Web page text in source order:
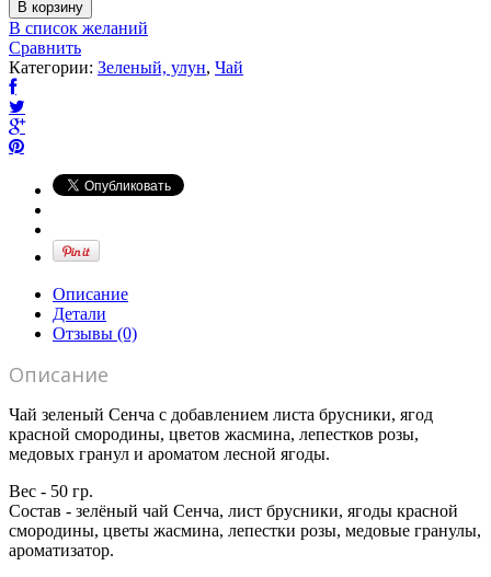
В корзину
В список желаний
Сравнить
Категории: Зеленый, улун, Чай
Описание
Детали
Отзывы (0)
Описание
Чай зеленый Сенча с добавлением листа брусники, ягод
красной смородины, цветов жасмина, лепестков розы,
медовых гранул и ароматом лесной ягоды.
Вес - 50 гр.
Состав - зелёный чай Сенча, лист брусники, ягоды красной
смородины, цветы жасмина, лепестки розы, медовые гранулы,
ароматизатор.